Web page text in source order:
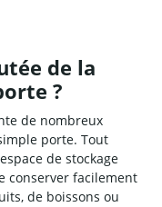
de la
?
de nombreux
porte. Tout
de stockage
conserver facilement
de boissons ou